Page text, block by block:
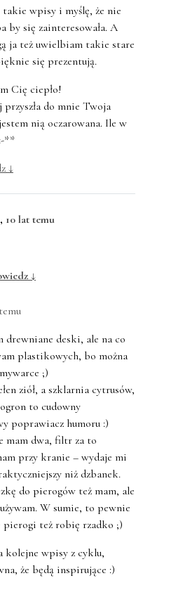
wpisy i myślę, że nie
by się zainteresowała. A
ja też uwielbiam takie stare
się prezentują.
Cię ciepło!
przyszła do mnie Twoja
nią oczarowana. Ile w
**
↓
, 10 lat temu
↓
drewniane deski, ale na co
plastikowych, bo można
;)
ziół, a szklarnia cytrusów,
to cudowny
poprawiacz humoru :)
mam dwa, filtr za to
przy kranie – wydaje mi
niż dzbanek.
do pierogów też mam, ale
W sumie, to pewnie
pierogi też robię rzadko ;)
kolejne wpisy z cyklu,
że będą inspirujące :)